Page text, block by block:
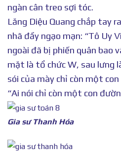
ngàn cân treo sợi tóc.
Lăng Diệu Quang chắp tay
nhã đầy ngạo mạn: “Tô Uy
ngoài đã bị phiến quân bao
mặt là tổ chức W, sau lưng
sói của mày chỉ còn một
“Ai nói chỉ còn một con
Gia sư Thanh Hóa